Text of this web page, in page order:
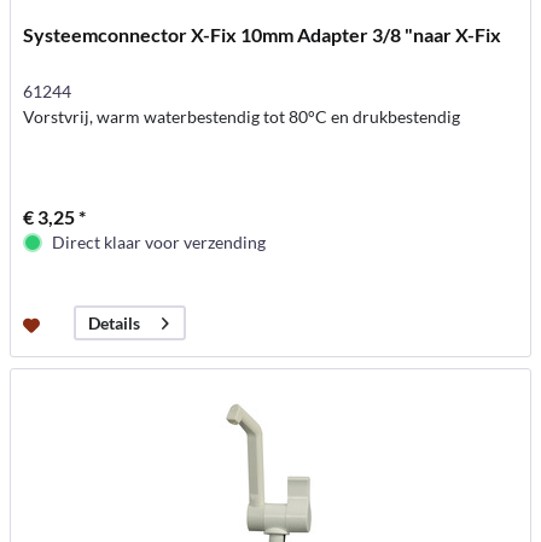
Systeemconnector X-Fix 10mm Adapter 3/8 "naar X-Fix
61244
Vorstvrij, warm waterbestendig tot 80°C en drukbestendig
€ 3,25 *
Direct klaar voor verzending
Details